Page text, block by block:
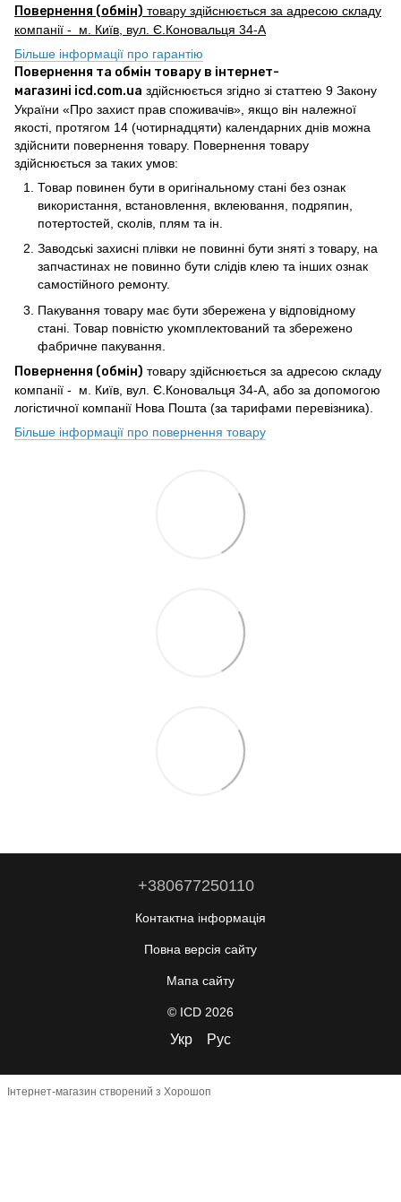
Повернення (обмін) товару здійснюється за адресою складу
компанії - м. Київ, вул. Є.Коновальця 34-А
Більше інформації про гарантію
Повернення та обмін товару в інтернет-
магазині icd.com.ua здійснюється згідно зі статтею 9 Закону
України «Про захист прав споживачів», якщо він належної
якості, протягом 14 (чотирнадцяти) календарних днів можна
здійснити повернення товару. Повернення товару
здійснюється за таких умов:
Товар повинен бути в оригінальному стані без ознак
використання, встановлення, вклеювання, подряпин,
потертостей, сколів, плям та ін.
Заводські захисні плівки не повинні бути зняті з товару, на
запчастинах не повинно бути слідів клею та інших ознак
самостійного ремонту.
Пакування товару має бути збережена у відповідному
стані. Товар повністю укомплектований та збережено
фабричне пакування.
Повернення (обмін) товару здійснюється за адресою складу
компанії - м. Київ, вул. Є.Коновальця 34-А, або за допомогою
логістичної компанії Нова Пошта (за тарифами перевізника).
Більше інформації про повернення товару
+380677250110
Контактна інформація
Повна версія сайту
Мапа сайту
© ICD 2026
Укр Рус
Інтернет-магазин створений з Хорошоп